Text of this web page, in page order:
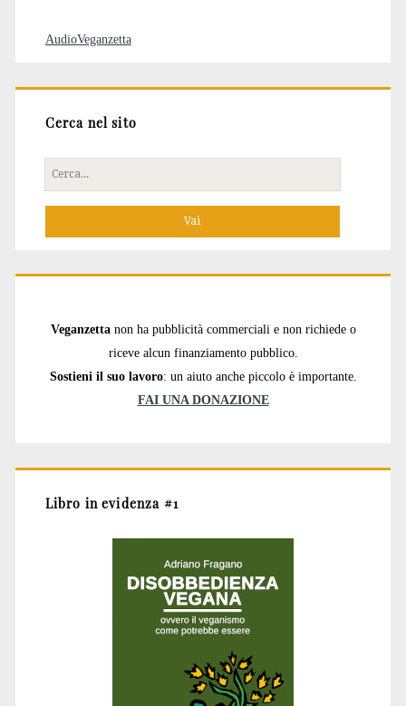
AudioVeganzetta
Cerca nel sito
Cerca
per:
Veganzetta non ha pubblicità commerciali e non richiede o
riceve alcun finanziamento pubblico.
Sostieni il suo lavoro: un aiuto anche piccolo è importante.
FAI UNA DONAZIONE
Libro in evidenza #1